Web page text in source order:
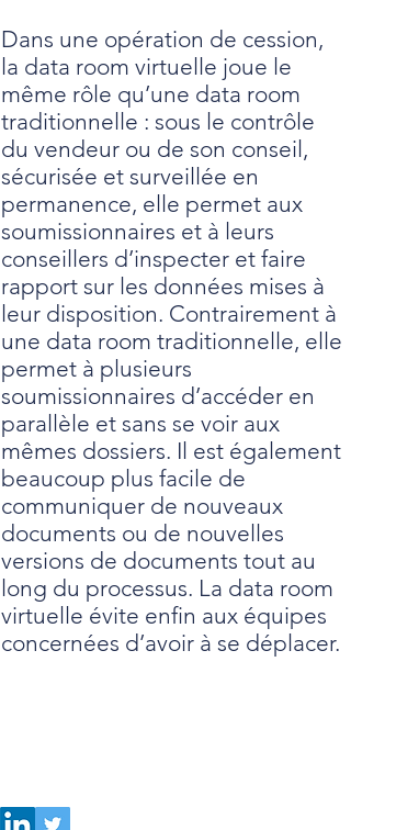
Dans une opération de cession,
la data room virtuelle joue le
même rôle qu’une data room
traditionnelle : sous le contrôle
du vendeur ou de son conseil,
sécurisée et surveillée en
permanence, elle permet aux
soumissionnaires et à leurs
conseillers d’inspecter et faire
rapport sur les données mises à
leur disposition. Contrairement à
une data room traditionnelle, elle
permet à plusieurs
soumissionnaires d’accéder en
parallèle et sans se voir aux
mêmes dossiers. Il est également
beaucoup plus facile de
communiquer de nouveaux
documents ou de nouvelles
versions de documents tout au
long du processus. La data room
virtuelle évite enfin aux équipes
concernées d’avoir à se déplacer.